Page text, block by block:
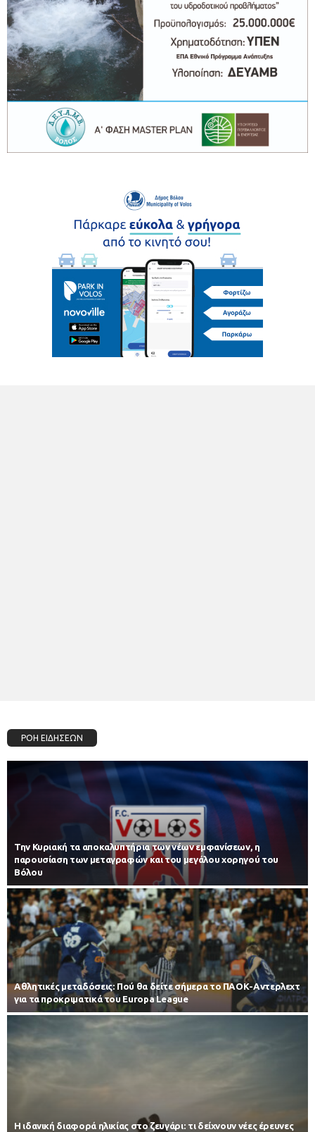
ΡΟΗ ΕΙΔΗΣΕΩΝ
Την Κυριακή τα αποκαλυπτήρια των νέων εμφανίσεων, η
παρουσίαση των μεταγραφών και του μεγάλου χορηγού του
Βόλου
Αθλητικές μεταδόσεις: Πού θα δείτε σήμερα το ΠΑΟΚ-Αντερλεχτ
για τα προκριματικά του Europa League
Η ιδανική διαφορά ηλικίας στο ζευγάρι: τι δείχνουν νέες έρευνες